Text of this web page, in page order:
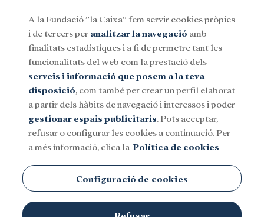
Menu
SocialInvestigació i bequesCultura
A la Fundació ”la Caixa” fem servir cookies pròpies
i de tercers per analitzar la navegació amb
finalitats estadístiques i a fi de permetre tant les
funcionalitats del web com la prestació dels
serveis i informació que posem a la teva
disposició, com també per crear un perfil elaborat
a partir dels hàbits de navegació i interessos i poder
gestionar espais publicitaris. Pots acceptar,
refusar o configurar les cookies a continuació. Per
a més informació, clica la Política de cookies
Configuració de cookies